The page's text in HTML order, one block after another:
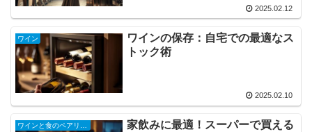
2025.02.12
ワイン
ワインの保存：自宅での最適なス
トック術
2025.02.10
ワインと食のペアリング
家飲みに最適！スーパーで買える